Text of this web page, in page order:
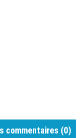
commentaires (0)